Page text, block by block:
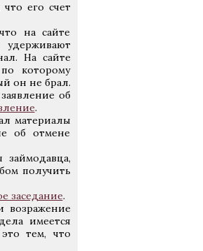
его счет
на сайте
На сайте
которому
он не брал.
об
.
материалы
об отмене
получить
заседание.
возражение
имеется
тем, что